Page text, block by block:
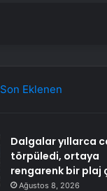
Son Eklenen
Dalgalar yıllarca
törpüledi, ortaya
rengarenk bir plaj
Ağustos 8, 2026